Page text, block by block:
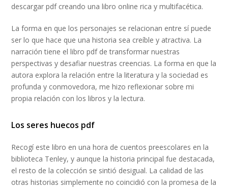
descargar pdf creando una libro online​ rica y multifacética.
La forma en que los personajes se relacionan entre sí puede
ser lo que hace que una historia sea creíble y atractiva. La
narración tiene el libro pdf de transformar nuestras
perspectivas y desafiar nuestras creencias. La forma en que la
autora explora la relación entre la literatura y la sociedad es
profunda y conmovedora, me hizo reflexionar sobre mi
propia relación con los libros y la lectura.
Los seres huecos pdf
Recogí este libro en una hora de cuentos preescolares en la
biblioteca Tenley, y aunque la historia principal fue destacada,
el resto de la colección se sintió desigual. La calidad de las
otras historias simplemente no coincidió con la promesa de la